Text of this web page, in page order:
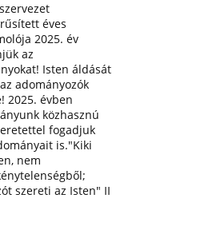
éves
2025. év
az
Isten áldását
adományozók
2025. évben
közhasznú
fogadjuk
is."Kiki
nem
szereti az Isten" II